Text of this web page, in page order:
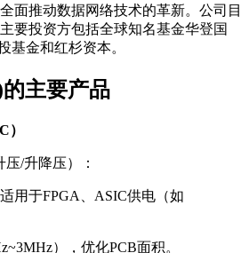
面推动数据网络技术的革新。公司目
要投资方包括全球知名基金华登国
基金和红杉资本。
主要产品
）
/升降压）：
用于FPGA、ASIC供电（如
），优化PCB面积。